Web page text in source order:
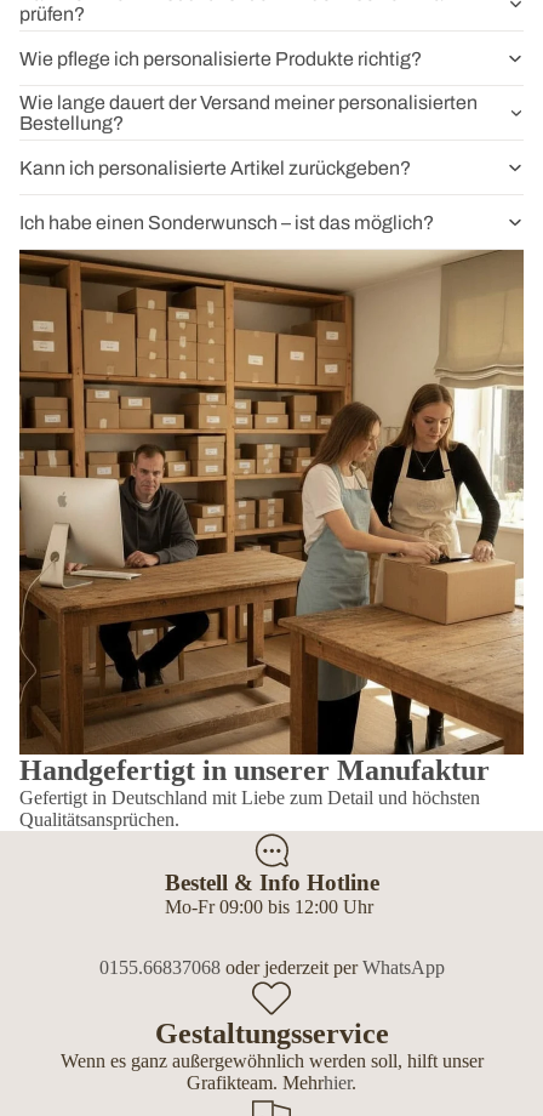
prüfen?
Wie pflege ich personalisierte Produkte richtig?
Wie lange dauert der Versand meiner personalisierten
Bestellung?
Kann ich personalisierte Artikel zurückgeben?
Ich habe einen Sonderwunsch – ist das möglich?
Handgefertigt in unserer Manufaktur
Gefertigt in Deutschland mit Liebe zum Detail und höchsten
Qualitätsansprüchen.
Bestell & Info Hotline
Mo-Fr 09:00 bis 12:00 Uhr
0155.66837068oder jederzeit perWhatsApp
Gestaltungsservice
Wenn es ganz außergewöhnlich werden soll, hilft unser
Grafikteam. Mehrhier.